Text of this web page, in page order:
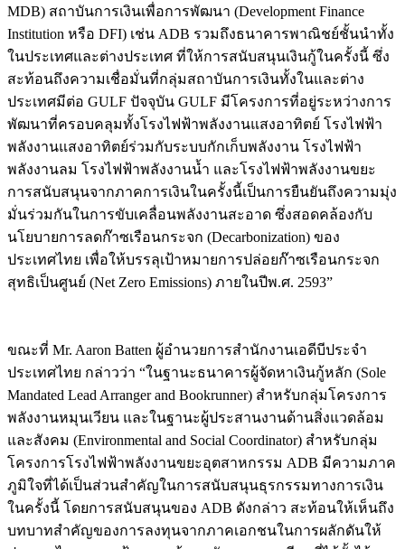
MDB) สถาบันการเงินเพื่อการพัฒนา (Development Finance
Institution หรือ DFI) เช่น ADB รวมถึงธนาคารพาณิชย์ชั้นนำทั้ง
ในประเทศและต่างประเทศ ที่ให้การสนับสนุนเงินกู้ในครั้งนี้ ซึ่ง
สะท้อนถึงความเชื่อมั่นที่กลุ่มสถาบันการเงินทั้งในและต่าง
ประเทศมีต่อ GULF ปัจจุบัน GULF มีโครงการที่อยู่ระหว่างการ
พัฒนาที่ครอบคลุมทั้งโรงไฟฟ้าพลังงานแสงอาทิตย์ โรงไฟฟ้า
พลังงานแสงอาทิตย์ร่วมกับระบบกักเก็บพลังงาน โรงไฟฟ้า
พลังงานลม โรงไฟฟ้าพลังงานน้ำ และโรงไฟฟ้าพลังงานขยะ
การสนับสนุนจากภาคการเงินในครั้งนี้เป็นการยืนยันถึงความมุ่ง
มั่นร่วมกันในการขับเคลื่อนพลังงานสะอาด ซึ่งสอดคล้องกับ
นโยบายการลดก๊าซเรือนกระจก (Decarbonization) ของ
ประเทศไทย เพื่อให้บรรลุเป้าหมายการปล่อยก๊าซเรือนกระจก
สุทธิเป็นศูนย์ (Net Zero Emissions) ภายในปีพ.ศ. 2593”
ขณะที่ Mr. Aaron Batten ผู้อำนวยการสำนักงานเอดีบีประจำ
ประเทศไทย กล่าวว่า “ในฐานะธนาคารผู้จัดหาเงินกู้หลัก (Sole
Mandated Lead Arranger and Bookrunner) สำหรับกลุ่มโครงการ
พลังงานหมุนเวียน และในฐานะผู้ประสานงานด้านสิ่งแวดล้อม
และสังคม (Environmental and Social Coordinator) สำหรับกลุ่ม
โครงการโรงไฟฟ้าพลังงานขยะอุตสาหกรรม ADB มีความภาค
ภูมิใจที่ได้เป็นส่วนสำคัญในการสนับสนุนธุรกรรมทางการเงิน
ในครั้งนี้ โดยการสนับสนุนของ ADB ดังกล่าว สะท้อนให้เห็นถึง
บทบาทสำคัญของการลงทุนจากภาคเอกชนในการผลักดันให้